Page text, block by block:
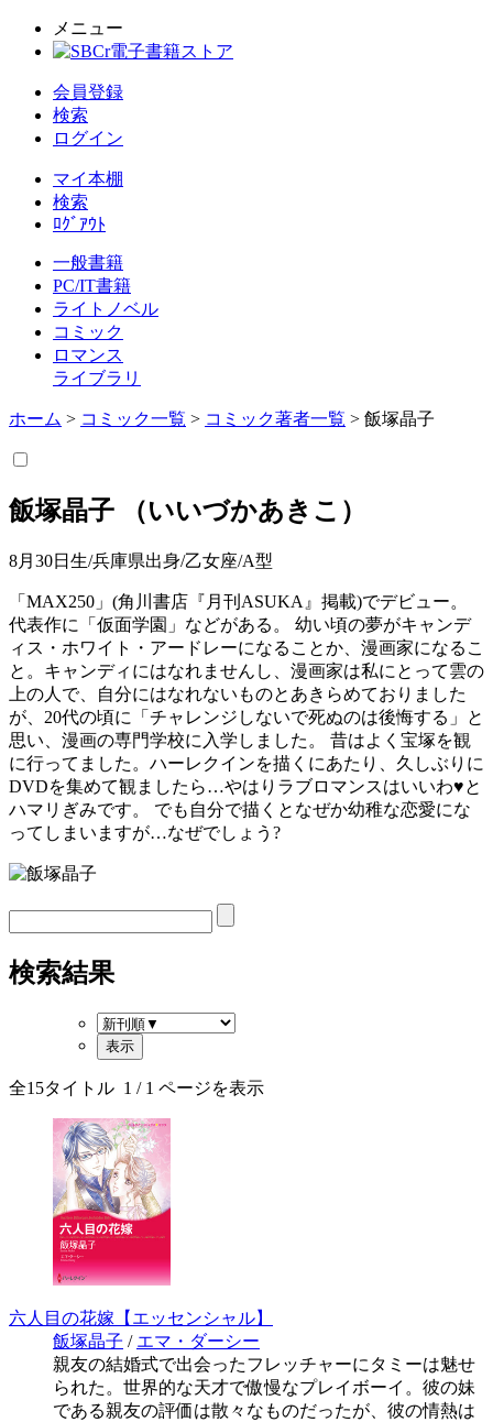
メニュー
会員登録
検索
ログイン
マイ本棚
検索
ﾛｸﾞｱｳﾄ
一般書籍
PC/IT書籍
ライトノベル
コミック
ロマンス
ライブラリ
ホーム > コミック一覧 > コミック著者一覧 > 飯塚晶子
飯塚晶子 （いいづかあきこ ）
8月30日生/兵庫県出身/乙女座/A型
「MAX250」(角川書店『月刊ASUKA』掲載)でデビュー。
代表作に「仮面学園」などがある。 幼い頃の夢がキャンデ
ィス・ホワイト・アードレーになることか、漫画家になるこ
と。キャンディにはなれませんし、漫画家は私にとって雲の
上の人で、自分にはなれないものとあきらめておりました
が、20代の頃に「チャレンジしないで死ぬのは後悔する」と
思い、漫画の専門学校に入学しました。 昔はよく宝塚を観
に行ってました。ハーレクインを描くにあたり、久しぶりに
DVDを集めて観ましたら…やはりラブロマンスはいいわ♥と
ハマリぎみです。 でも自分で描くとなぜか幼稚な恋愛にな
ってしまいますが…なぜでしょう?
検索結果
全15タイトル 1 / 1 ページを表示
六人目の花嫁【エッセンシャル】
飯塚晶子 / エマ・ダーシー
親友の結婚式で出会ったフレッチャーにタミーは魅せ
られた。世界的な天才で傲慢なプレイボーイ。彼の妹
である親友の評価は散々なものだったが、彼の情熱は